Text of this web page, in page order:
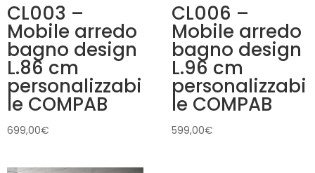
CL003 –
Mobile arredo
bagno design
L.86 cm
personalizzabi
le COMPAB
699,00€
CL006 –
Mobile arredo
bagno design
L.96 cm
personalizzabi
le COMPAB
599,00€